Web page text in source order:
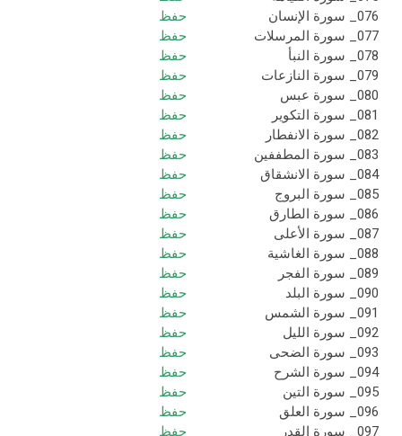
076_ سورة الإنسان
حفظ
077_ سورة المرسلات
حفظ
078_ سورة النبأ
حفظ
079_ سورة النازعات
حفظ
080_ سورة عبس
حفظ
081_ سورة التكوير
حفظ
082_ سورة الانفطار
حفظ
083_ سورة المطففين
حفظ
084_ سورة الانشقاق
حفظ
085_ سورة البروج
حفظ
086_ سورة الطارق
حفظ
087_ سورة الأعلى
حفظ
088_ سورة الغاشية
حفظ
089_ سورة الفجر
حفظ
090_ سورة البلد
حفظ
091_ سورة الشمس
حفظ
092_ سورة الليل
حفظ
093_ سورة الضحى
حفظ
094_ سورة الشرح
حفظ
095_ سورة التين
حفظ
096_ سورة العلق
حفظ
097_ سورة القدر
حفظ